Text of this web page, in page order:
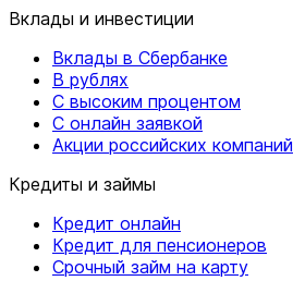
Вклады и инвестиции
Вклады в Сбербанке
В рублях
С высоким процентом
С онлайн заявкой
Акции российских компаний
Кредиты и займы
Кредит онлайн
Кредит для пенсионеров
Срочный займ на карту